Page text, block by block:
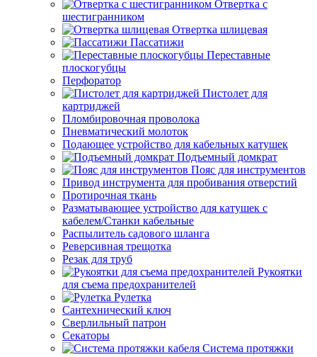
Отвертка с
шестигранником
Отвертка шлицевая
Пассатижи
Переставные
плоскогубцы
Перфоратор
Пистолет для
картриджей
Пломбировочная проволока
Пневматический молоток
Подающее устройство для кабельных катушек
Подъемный домкрат
Пояс для инструментов
Привод инструмента для пробивания отверстий
Протирочная ткань
Разматывающее устройство для катушек с
кабелем/Станки кабельные
Распылитель садового шланга
Реверсивная трещотка
Резак для труб
Рукоятки
для съема предохранителей
Рулетка
Сантехнический ключ
Сверлильный патрон
Секаторы
Система протяжки